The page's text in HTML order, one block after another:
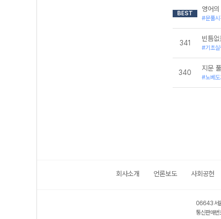
BEST
영어
#문풀
341
빈틈
#기초
340
지문
#노베도
회사소개 언론보도 사회공헌
06643 서
통신판매